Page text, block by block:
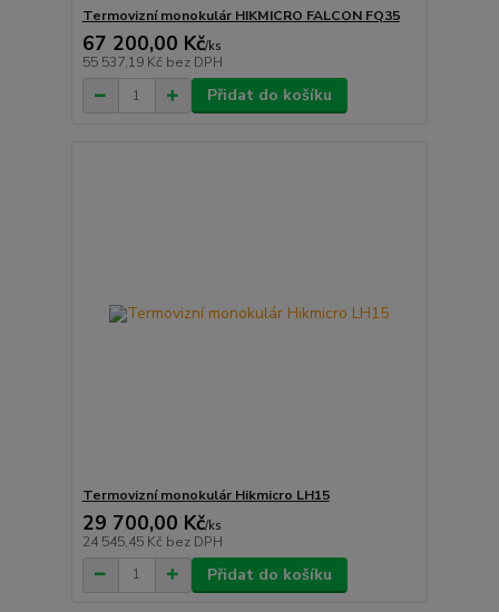
Termovizní monokulár HIKMICRO FALCON FQ35
67 200,00 Kč/ks
55 537,19 Kč bez DPH
Přidat do košíku
Termovizní monokulár Hikmicro LH15
29 700,00 Kč/ks
24 545,45 Kč bez DPH
Přidat do košíku